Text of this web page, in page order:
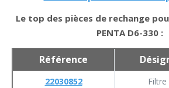
Le top des pièces de rechange
PENTA D6-330 :
Référence
22030852
Filtre